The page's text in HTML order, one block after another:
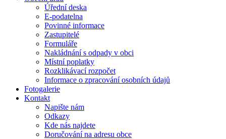
Úřední deska
E-podatelna
Povinné informace
Zastupitelé
Formuláře
Nakládnání s odpady v obci
Místní poplatky
Rozklikávací rozpočet
Informace o zpracování osobních údajů
Fotogalerie
Kontakt
Napište nám
Odkazy
Kde nás najdete
Doručování na adresu obce